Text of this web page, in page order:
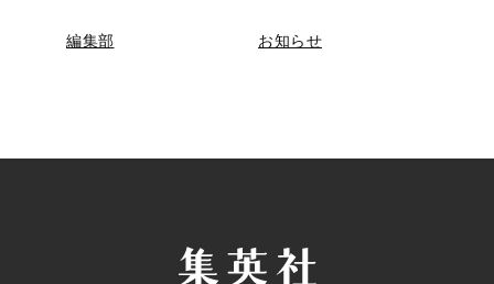
編集部 お知らせ